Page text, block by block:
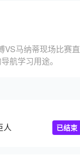
VS马纳蒂现场比赛直
航学习用途。
人 已结束